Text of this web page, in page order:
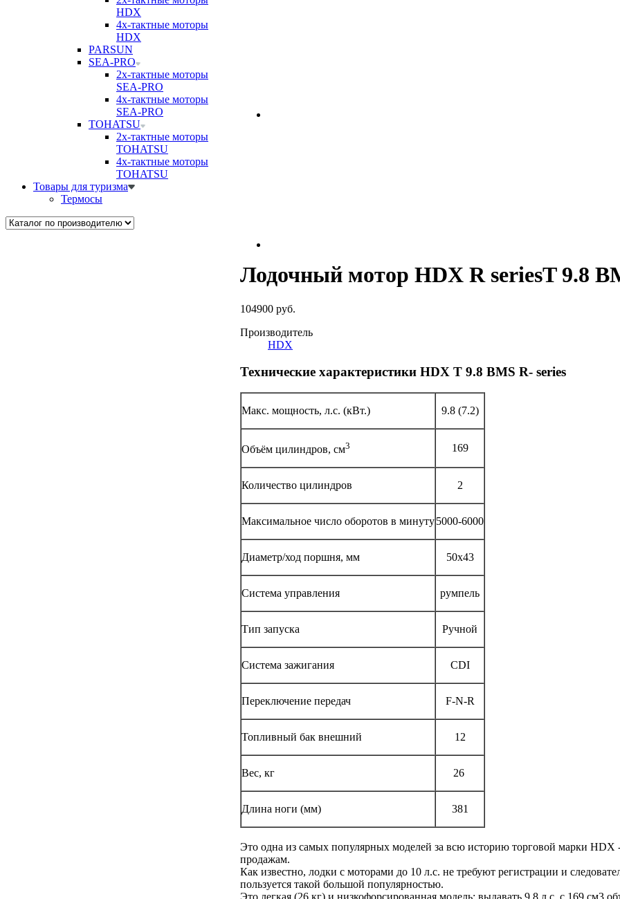
HDX
4х-тактные моторы
HDX
PARSUN
SEA-PRO
2х-тактные моторы
SEA-PRO
4х-тактные моторы
SEA-PRO
TOHATSU
2х-тактные моторы
TOHATSU
4х-тактные моторы
TOHATSU
Товары для туризма
Термосы
Лодочный мотор HDX R seriesT 9.8
104900 руб.
Производитель
HDX
Технические характеристики HDX T 9.8 BMS R- series
Макс. мощность, л.с. (кВт.) 9.8 (7.2)
Объём цилиндров, см3 169
Количество цилиндров 2
Максимальное число оборотов в минуту5000-6000
Диаметр/ход поршня, мм 50x43
Система управления румпель
Тип запуска Ручной
Система зажигания CDI
Переключение передач F-N-R
Топливный бак внешний 12
Вес, кг 26
Длина ноги (мм) 381
Это одна из самых популярных моделей за всю историю торговой марки HDX -
продажам.
Как известно, лодки с моторами до 10 л.с. не требуют регистрации и
пользуется такой большой популярностью.
Это легкая (26 кг) и низкофорсированная модель: выдавать 9,8 л.с. с 169 см3